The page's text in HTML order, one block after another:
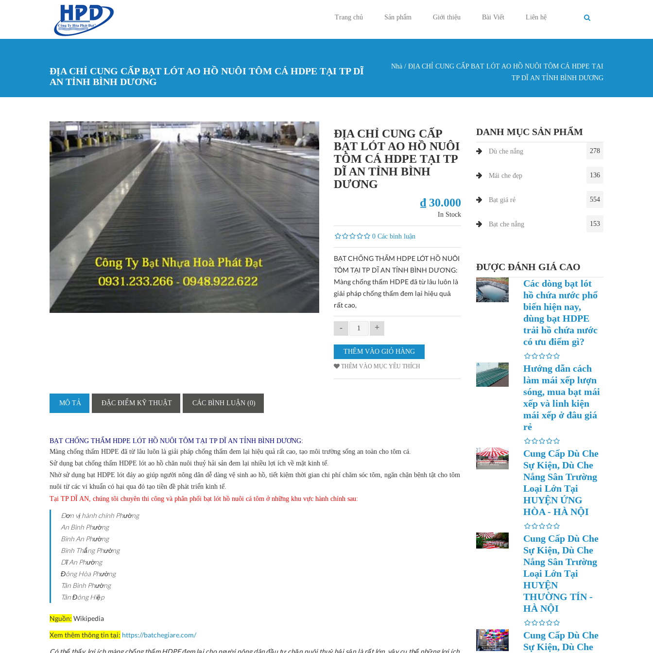
Trang chủ
Sản phẩm Giới thiệu Bài Viết Liên hệ
ĐỊA CHỈ CUNG CẤP BẠT LÓT AO HỒ NUÔI TÔM CÁ HDPE TẠI TP DĨ
AN TỈNH BÌNH DƯƠNG
Nhà / ĐỊA CHỈ CUNG CẤP BẠT LÓT AO HỒ NUÔI TÔM CÁ HDPE TẠI
TP DĨ AN TỈNH BÌNH DƯƠNG
ĐỊA CHỈ CUNG CẤP
BẠT LÓT AO HỒ NUÔI
TÔM CÁ HDPE TẠI TP
DĨ AN TỈNH BÌNH
DƯƠNG
₫ 30.000
In Stock
0 Các bình luận
BẠT CHỐNG THẤM HDPE LÓT HỒ NUÔI
TÔM TẠI TP DĨ AN TỈNH BÌNH DƯƠNG:
Màng chống thấm HDPE đã từ lâu luôn là
giải pháp chống thấm đem lại hiệu quả
rất cao,
- +
THÊM VÀO MỤC YÊU THÍCH
MÔ TẢ ĐẶC ĐIỂM KỸ THUẬT CÁC BÌNH LUẬN (0)
BẠT CHỐNG THẤM HDPE LÓT HỒ NUÔI TÔM TẠI TP DĨ AN TỈNH BÌNH DƯƠNG:
Màng chống thấm HDPE đã từ lâu luôn là giải pháp chống thấm đem lại hiệu quả rất cao, tạo môi trường sống an toàn cho tôm cá.
Sử dụng bạt chống thấm HDPE lót ao hồ chăn nuôi thuỷ hải sản đem lại nhiều lợi ích về mặt kinh tế.
Nhờ sử dụng bạt HDPE lót đáy ao giúp người nông dân dễ dàng vệ sinh ao hồ, tiết kiệm thời gian chi phí chăm sóc tôm, ngăn chặn bệnh tật cho tôm
nuôi từ các vi khuẩn có hại qua đó tạo tiền đề phát triển kinh tế.
Tại TP DĨ AN, chúng tôi chuyên thi công và phân phối bạt lót hồ nuôi cá tôm ở những khu vực hành chính sau:
Ðơn vị hành chính Phường
An Bình Phường
Bình An Phường
Bình Thắng Phường
Dĩ An Phường
Đông Hòa Phường
Tân Bình Phường
Tân Đông Hiệp
Nguồn: Wikipedia
Xem thêm thông tin tại: https://batchegiare.com/
Có thể thấy, lợi ích màng chống thấm HDPE đem lại cho người nông dân đầu tư chăn nuôi thuỷ hải sản là rất lớn, vậy cụ thể những lợi ích
DANH MỤC SẢN PHẨM
Dù che nắng 278
Mái che đẹp 136
Bạt giá rẻ 554
Bạt che nắng 153
ĐƯỢC ĐÁNH GIÁ CAO
Các dòng bạt lót
hồ chứa nước phổ
biến hiện nay,
dùng bạt HDPE
trải hồ chứa nước
có ưu điểm gì?
Hướng dẫn cách
làm mái xếp lượn
sóng, mua bạt mái
xếp và linh kiện
mái xếp ở đâu giá
rẻ
Cung Cấp Dù Che
Sự Kiện, Dù Che
Nắng Sân Trường
Loại Lớn Tại
HUYỆN ỨNG
HÒA - HÀ NỘI
Cung Cấp Dù Che
Sự Kiện, Dù Che
Nắng Sân Trường
Loại Lớn Tại
HUYỆN
THƯỜNG TÍN -
HÀ NỘI
Cung Cấp Dù Che
Sự Kiện, Dù Che